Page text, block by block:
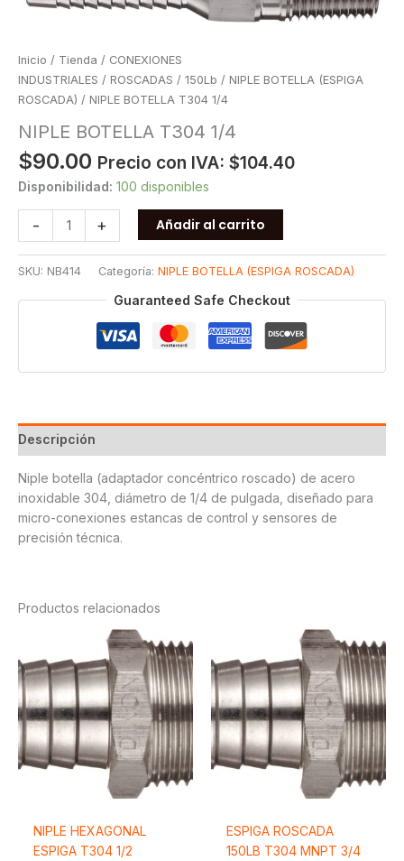
Inicio / Tienda / CONEXIONES
INDUSTRIALES / ROSCADAS / 150Lb / NIPLE BOTELLA (ESPIGA
ROSCADA) / NIPLE BOTELLA T304 1/4
NIPLE BOTELLA T304 1/4
$90.00 Precio con IVA: $104.40
Disponibilidad: 100 disponibles
-
BOTELLA
T304
1/4
cantidad
+ Añadir al carrito
SKU: NB414 Categoría: NIPLE BOTELLA (ESPIGA ROSCADA)
Guaranteed Safe Checkout
Descripción
Niple botella (adaptador concéntrico roscado) de acero
inoxidable 304, diámetro de 1/4 de pulgada, diseñado para
micro-conexiones estancas de control y sensores de
precisión técnica.
Productos relacionados
NIPLE HEXAGONAL
ESPIGA T304 1/2
ESPIGA ROSCADA
150LB T304 MNPT 3/4